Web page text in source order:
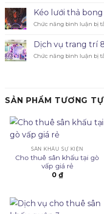
Kéo lưới thả
Chức năng bình luận bị
Dịch vụ trang trí
Chức năng bình luận bị
SẢN PHẨM TƯƠNG TỰ
SÂN KHẤU SỰ KIỆN
Cho thuê sân khấu tại gò
vấp giá rẻ
0 ₫